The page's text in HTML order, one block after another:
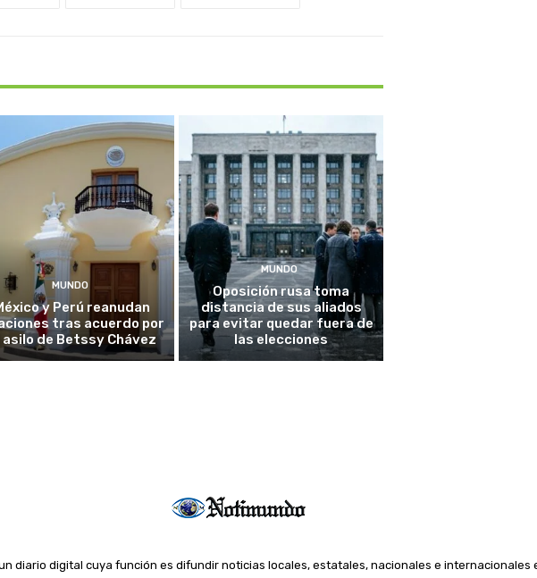
MUNDO
y Perú reanudan
tras acuerdo por
asilo de Betssy Chávez
MUNDO
Oposición rusa toma
distancia de sus aliados
para evitar quedar fuera de
las elecciones
diario digital cuya función es difundir noticias locales, estatales, nacionales e internacionales